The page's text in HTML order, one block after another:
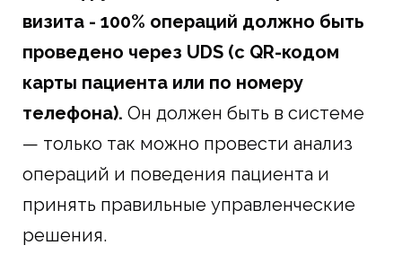
визита - 100% операций должно быть
проведено через UDS (с QR-кодом
карты пациента или по номеру
телефона). Он должен быть в системе
— только так можно провести анализ
операций и поведения пациента и
принять правильные управленческие
решения.